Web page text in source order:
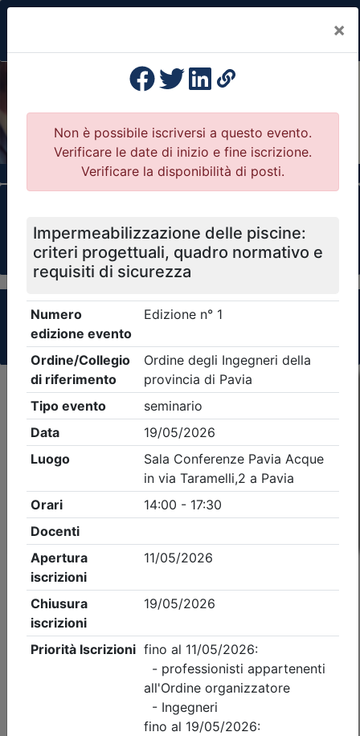
×
Previous
Il portale della formazione per Ordini e
Collegi Professionali
Clicca qui - espandi la sezione dei filtri ricerca
eventi
Criteri di ricerca applicati:
- Tipo Ordine/collegio:Ingegneri- Ordine:
Pavia- Eventi in programma dal6/8/2026
Dettagli evento
Gratuito